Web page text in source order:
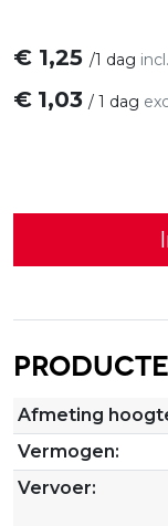
€ 1,25 /1 dag
€ 1,03 / 1 dag
Afmeting
Vermogen:
Vervoer: